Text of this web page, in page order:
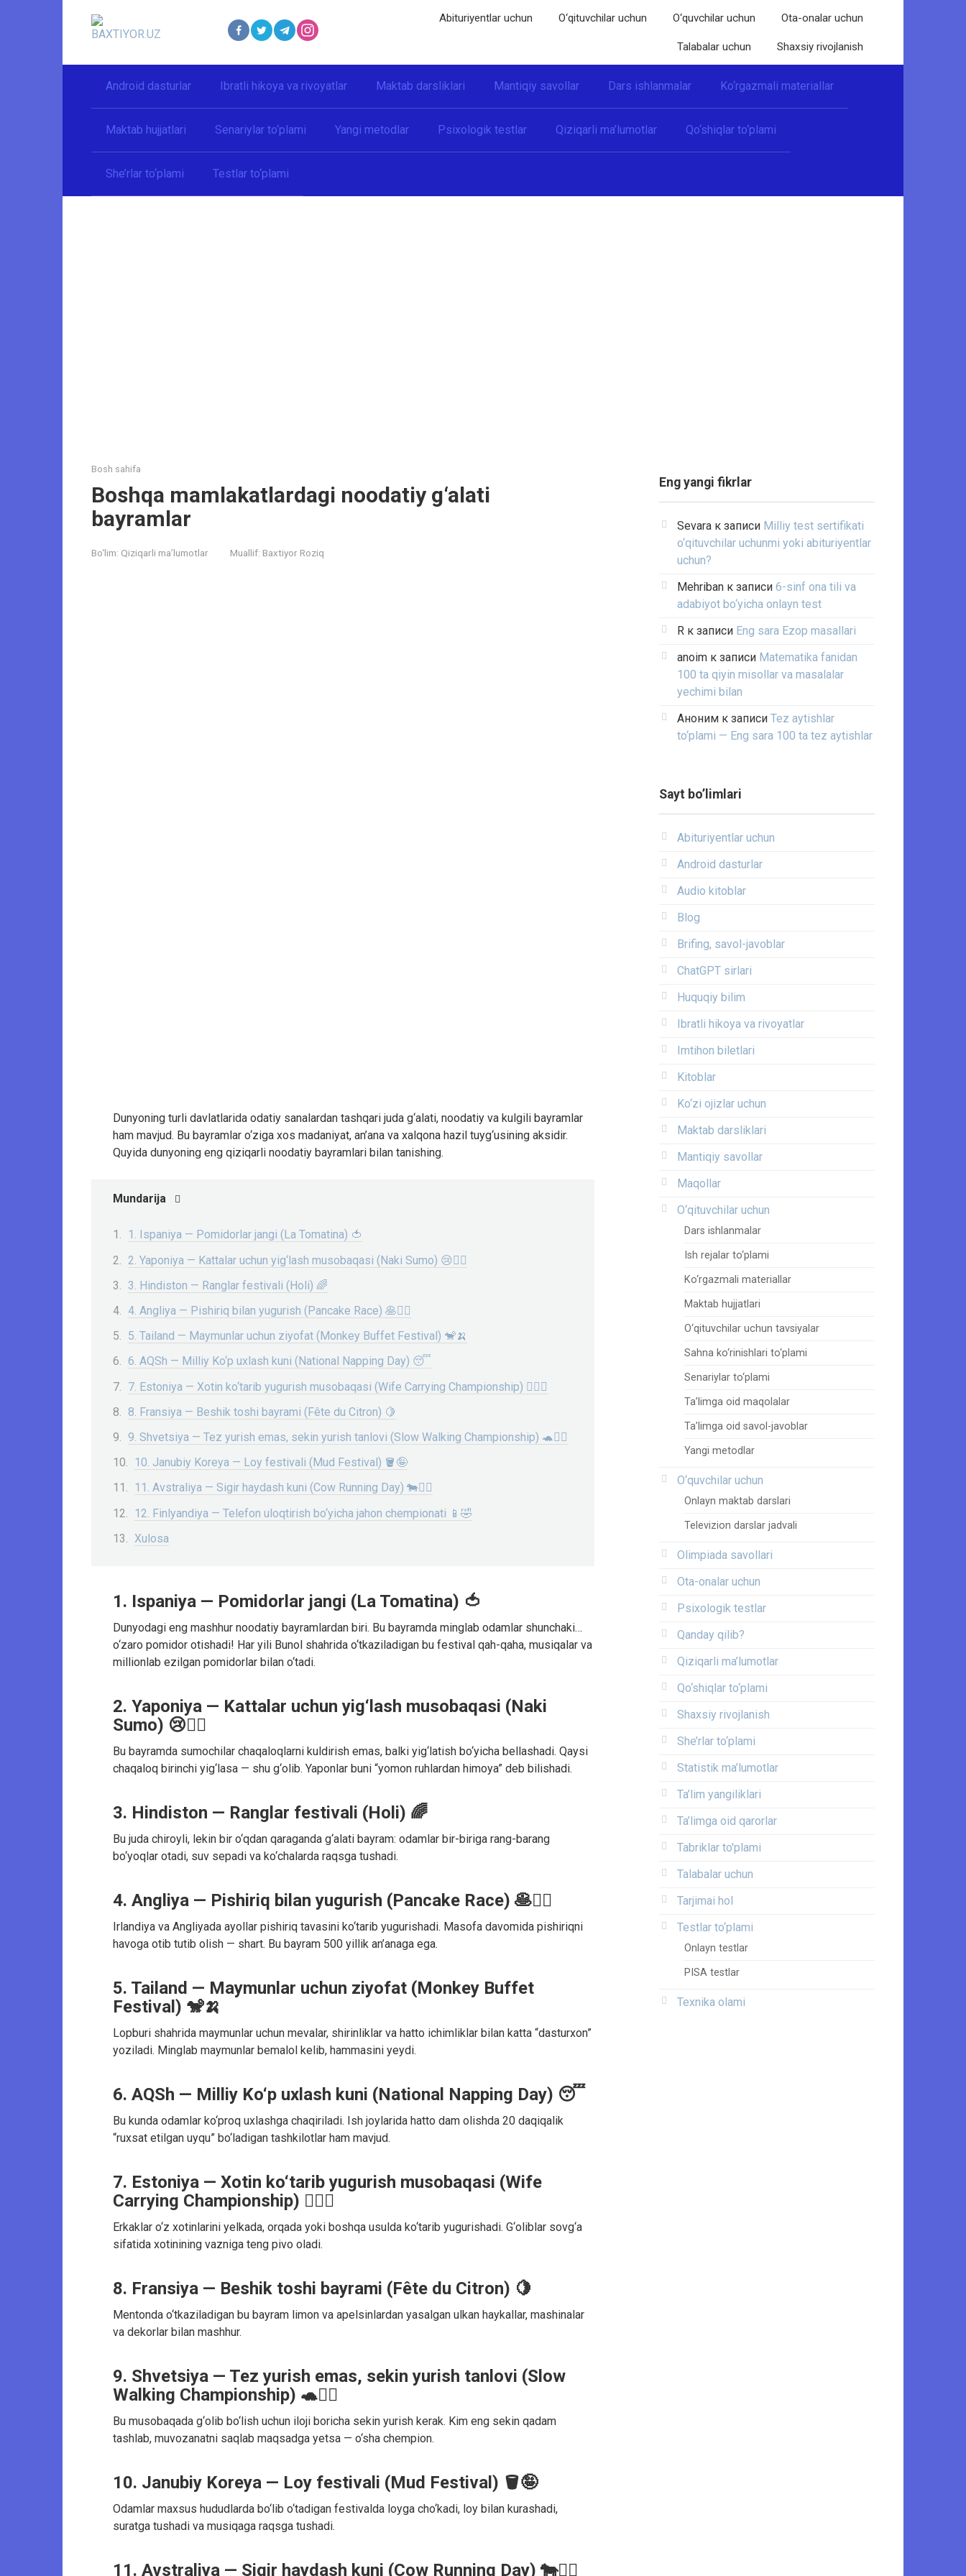
Abituriyentlar uchun O‘qituvchilar uchun O‘quvchilar uchun Ota-onalar uchun
Talabalar uchun Shaxsiy rivojlanish
Android dasturlar Ibratli hikoya va rivoyatlar Maktab darsliklari Mantiqiy savollar Dars ishlanmalar Ko‘rgazmali materiallar
Maktab hujjatlari Senariylar to‘plami Yangi metodlar Psixologik testlar Qiziqarli ma’lumotlar Qo‘shiqlar to‘plami
She’rlar to‘plami Testlar to‘plami
Bosh sahifa
Boshqa mamlakatlardagi noodatiy g‘alati
bayramlar
Bo‘lim: Qiziqarli ma’lumotlar Muallif: Baxtiyor Roziq
Dunyoning turli davlatlarida odatiy sanalardan tashqari juda g‘alati, noodatiy va kulgili bayramlar
ham mavjud. Bu bayramlar o‘ziga xos madaniyat, an’ana va xalqona hazil tuyg‘usining aksidir.
Quyida dunyoning eng qiziqarli noodatiy bayramlari bilan tanishing.
Mundarija
1. Ispaniya — Pomidorlar jangi (La Tomatina) 🍅
2. Yaponiya — Kattalar uchun yig‘lash musobaqasi (Naki Sumo) 😢🤼‍♂️
3. Hindiston — Ranglar festivali (Holi) 🌈
4. Angliya — Pishiriq bilan yugurish (Pancake Race) 🥞🏃‍♀️
5. Tailand — Maymunlar uchun ziyofat (Monkey Buffet Festival) 🐒🍌
6. AQSh — Milliy Ko‘p uxlash kuni (National Napping Day) 😴
7. Estoniya — Xotin ko‘tarib yugurish musobaqasi (Wife Carrying Championship) 🏋️‍♂️😂
8. Fransiya — Beshik toshi bayrami (Fête du Citron) 🍋
9. Shvetsiya — Tez yurish emas, sekin yurish tanlovi (Slow Walking Championship) 🐢🚶‍♂️
10. Janubiy Koreya — Loy festivali (Mud Festival) 🪣🤪
11. Avstraliya — Sigir haydash kuni (Cow Running Day) 🐄🏃‍♂️
12. Finlyandiya — Telefon uloqtirish bo‘yicha jahon chempionati 📱🤣
Xulosa
1. Ispaniya — Pomidorlar jangi (La Tomatina) 🍅
Dunyodagi eng mashhur noodatiy bayramlardan biri. Bu bayramda minglab odamlar shunchaki…
o‘zaro pomidor otishadi! Har yili Bunol shahrida o‘tkaziladigan bu festival qah-qaha, musiqalar va
millionlab ezilgan pomidorlar bilan o‘tadi.
2. Yaponiya — Kattalar uchun yig‘lash musobaqasi (Naki
Sumo) 😢🤼‍♂️
Bu bayramda sumochilar chaqaloqlarni kuldirish emas, balki yig‘latish bo‘yicha bellashadi. Qaysi
chaqaloq birinchi yig‘lasa — shu g‘olib. Yaponlar buni “yomon ruhlardan himoya” deb bilishadi.
3. Hindiston — Ranglar festivali (Holi) 🌈
Bu juda chiroyli, lekin bir o‘qdan qaraganda g‘alati bayram: odamlar bir-biriga rang-barang
bo‘yoqlar otadi, suv sepadi va ko‘chalarda raqsga tushadi.
4. Angliya — Pishiriq bilan yugurish (Pancake Race) 🥞🏃‍♀️
Irlandiya va Angliyada ayollar pishiriq tavasini ko‘tarib yugurishadi. Masofa davomida pishiriqni
havoga otib tutib olish — shart. Bu bayram 500 yillik an’anaga ega.
5. Tailand — Maymunlar uchun ziyofat (Monkey Buffet
Festival) 🐒🍌
Lopburi shahrida maymunlar uchun mevalar, shirinliklar va hatto ichimliklar bilan katta “dasturxon”
yoziladi. Minglab maymunlar bemalol kelib, hammasini yeydi.
6. AQSh — Milliy Ko‘p uxlash kuni (National Napping Day) 😴
Bu kunda odamlar ko‘proq uxlashga chaqiriladi. Ish joylarida hatto dam olishda 20 daqiqalik
“ruxsat etilgan uyqu” bo‘ladigan tashkilotlar ham mavjud.
7. Estoniya — Xotin ko‘tarib yugurish musobaqasi (Wife
Carrying Championship) 🏋️‍♂️😂
Erkaklar o‘z xotinlarini yelkada, orqada yoki boshqa usulda ko‘tarib yugurishadi. G‘oliblar sovg‘a
sifatida xotinining vazniga teng pivo oladi.
8. Fransiya — Beshik toshi bayrami (Fête du Citron) 🍋
Mentonda o‘tkaziladigan bu bayram limon va apelsinlardan yasalgan ulkan haykallar, mashinalar
va dekorlar bilan mashhur.
9. Shvetsiya — Tez yurish emas, sekin yurish tanlovi (Slow
Walking Championship) 🐢🚶‍♂️
Bu musobaqada g‘olib bo‘lish uchun iloji boricha sekin yurish kerak. Kim eng sekin qadam
tashlab, muvozanatni saqlab maqsadga yetsa — o‘sha chempion.
10. Janubiy Koreya — Loy festivali (Mud Festival) 🪣🤪
Odamlar maxsus hududlarda bo‘lib o‘tadigan festivalda loyga cho‘kadi, loy bilan kurashadi,
suratga tushadi va musiqaga raqsga tushadi.
11. Avstraliya — Sigir haydash kuni (Cow Running Day) 🐄🏃‍♂️
Eng yangi fikrlar
Sevara к записи Milliy test sertifikati
o‘qituvchilar uchunmi yoki abituriyentlar
uchun?
Mehriban к записи 6-sinf ona tili va
adabiyot bo‘yicha onlayn test
R к записи Eng sara Ezop masallari
anoim к записи Matematika fanidan
100 ta qiyin misollar va masalalar
yechimi bilan
Аноним к записи Tez aytishlar
to‘plami — Eng sara 100 ta tez aytishlar
Sayt bo’limlari
Abituriyentlar uchun
Android dasturlar
Audio kitoblar
Blog
Brifing, savol-javoblar
ChatGPT sirlari
Huquqiy bilim
Ibratli hikoya va rivoyatlar
Imtihon biletlari
Kitoblar
Ko‘zi ojizlar uchun
Maktab darsliklari
Mantiqiy savollar
Maqollar
O‘qituvchilar uchun
Dars ishlanmalar
Ish rejalar to‘plami
Ko‘rgazmali materiallar
Maktab hujjatlari
O‘qituvchilar uchun tavsiyalar
Sahna ko‘rinishlari to‘plami
Senariylar to‘plami
Ta’limga oid maqolalar
Ta’limga oid savol-javoblar
Yangi metodlar
O‘quvchilar uchun
Onlayn maktab darslari
Televizion darslar jadvali
Olimpiada savollari
Ota-onalar uchun
Psixologik testlar
Qanday qilib?
Qiziqarli ma’lumotlar
Qo‘shiqlar to‘plami
Shaxsiy rivojlanish
She’rlar to‘plami
Statistik ma’lumotlar
Ta’lim yangiliklari
Ta’limga oid qarorlar
Tabriklar to'plami
Talabalar uchun
Tarjimai hol
Testlar to‘plami
Onlayn testlar
PISA testlar
Texnika olami